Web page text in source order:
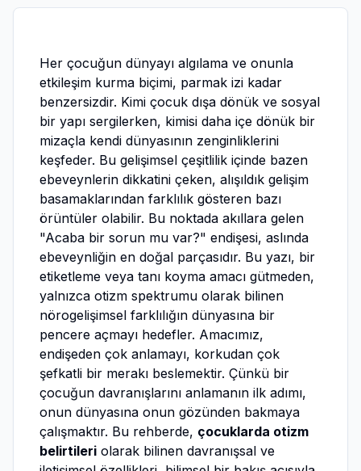
Her çocuğun dünyayı algılama ve onunla
etkileşim kurma biçimi, parmak izi kadar
benzersizdir. Kimi çocuk dışa dönük ve sosyal
bir yapı sergilerken, kimisi daha içe dönük bir
mizaçla kendi dünyasının zenginliklerini
keşfeder. Bu gelişimsel çeşitlilik içinde bazen
ebeveynlerin dikkatini çeken, alışıldık gelişim
basamaklarından farklılık gösteren bazı
örüntüler olabilir. Bu noktada akıllara gelen
"Acaba bir sorun mu var?" endişesi, aslında
ebeveynliğin en doğal parçasıdır. Bu yazı, bir
etiketleme veya tanı koyma amacı gütmeden,
yalnızca otizm spektrumu olarak bilinen
nörogelişimsel farklılığın dünyasına bir
pencere açmayı hedefler. Amacımız,
endişeden çok anlamayı, korkudan çok
şefkatli bir merakı beslemektir. Çünkü bir
çocuğun davranışlarını anlamanın ilk adımı,
onun dünyasına onun gözünden bakmaya
çalışmaktır. Bu rehberde, çocuklarda otizm
belirtileri olarak bilinen davranışsal ve